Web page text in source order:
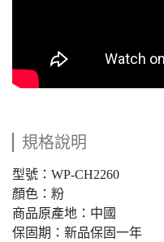
規格說明
型號：WP-CH2260
顏色：粉
商品原產地：中國
保固期：新品保固一年